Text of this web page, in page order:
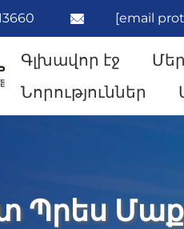
[email
Գլխավոր էջ
Նորություններ
Պրես